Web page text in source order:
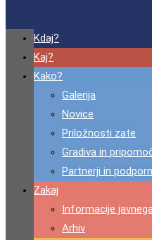
Kdaj?
Kaj?
Kako?
Galerija
Novice
Priložnosti zate
Gradiva in
Partnerji in
Zakaj
Informacije
Arhiv